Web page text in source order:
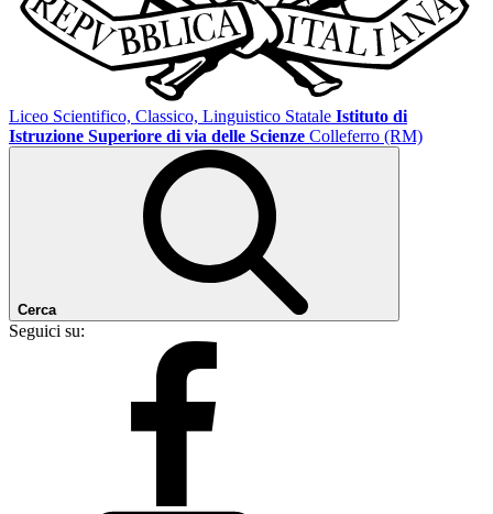
Liceo Scientifico, Classico, Linguistico Statale Istituto di
Istruzione Superiore di via delle Scienze Colleferro (RM)
Cerca
Seguici su: